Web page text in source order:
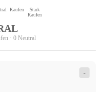
Kaufen
Stark
Kaufen
· 0 Neutral
-